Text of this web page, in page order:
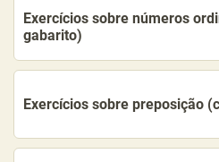
Exercícios sobre números
gabarito)
Exercícios sobre preposição